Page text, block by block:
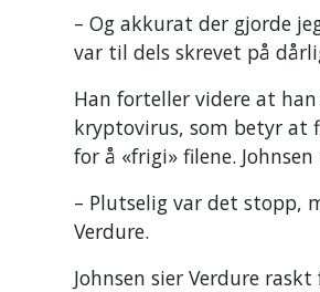
– Og akkurat der gjorde
var til dels skrevet på
Han forteller videre at
kryptovirus, som betyr at
for å «frigi» filene.
– Plutselig var det stopp,
Verdure.
Johnsen sier Verdure